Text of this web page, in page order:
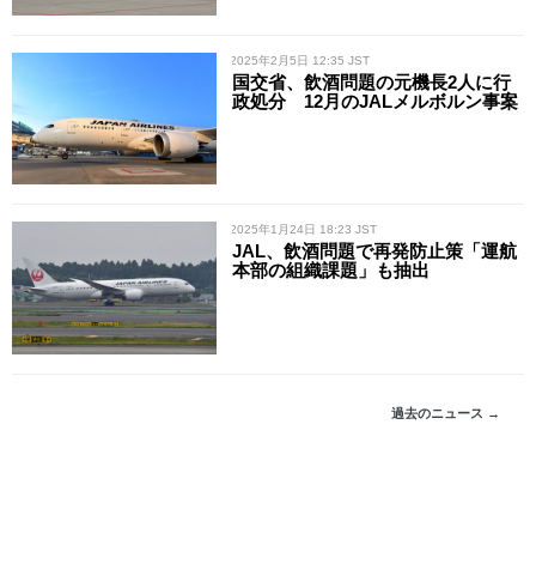
/ 2025年2月5日 12:35 JST
国交省、飲酒問題の元機長2人に行
政処分 12月のJALメルボルン事案
/ 2025年1月24日 18:23 JST
JAL、飲酒問題で再発防止策「運航
本部の組織課題」も抽出
過去のニュース →